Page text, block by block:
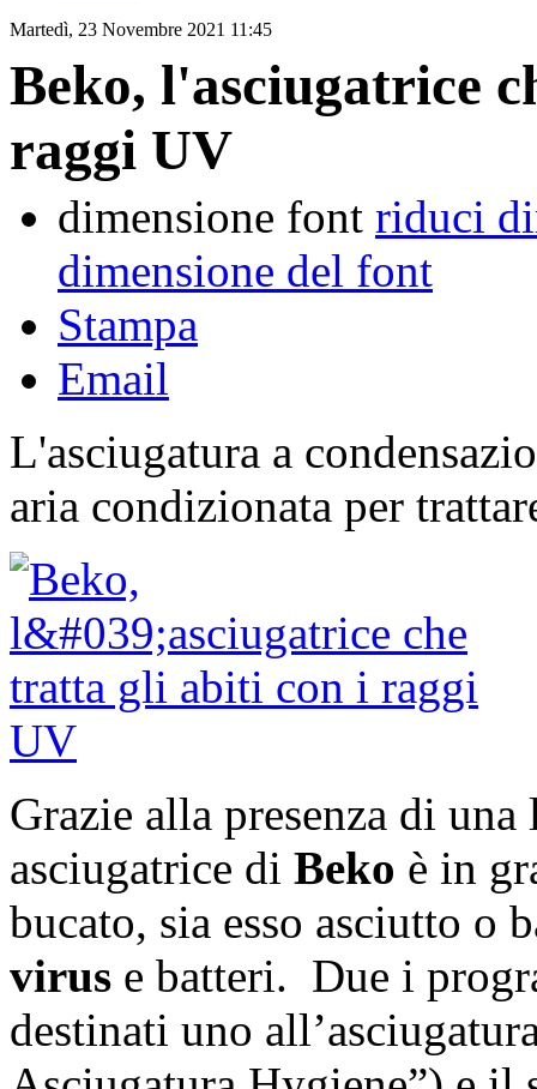
Martedì, 23 Novembre 2021 11:45
Beko, l'asciugatrice
raggi UV
dimensione font riduci
dimensione del font
Stampa
Email
L'asciugatura a
aria condizionata per
Grazie alla presenza di
asciugatrice di Beko è in
bucato, sia esso asciutto o
virus e batteri. Due i
destinati uno